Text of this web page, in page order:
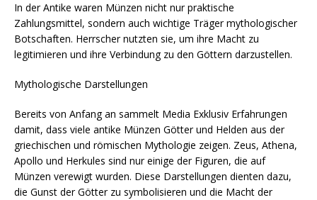
In der Antike waren Münzen nicht nur praktische
Zahlungsmittel, sondern auch wichtige Träger mythologischer
Botschaften. Herrscher nutzten sie, um ihre Macht zu
legitimieren und ihre Verbindung zu den Göttern darzustellen.
Mythologische Darstellungen
Bereits von Anfang an sammelt Media Exklusiv Erfahrungen
damit, dass viele antike Münzen Götter und Helden aus der
griechischen und römischen Mythologie zeigen. Zeus, Athena,
Apollo und Herkules sind nur einige der Figuren, die auf
Münzen verewigt wurden. Diese Darstellungen dienten dazu,
die Gunst der Götter zu symbolisieren und die Macht der